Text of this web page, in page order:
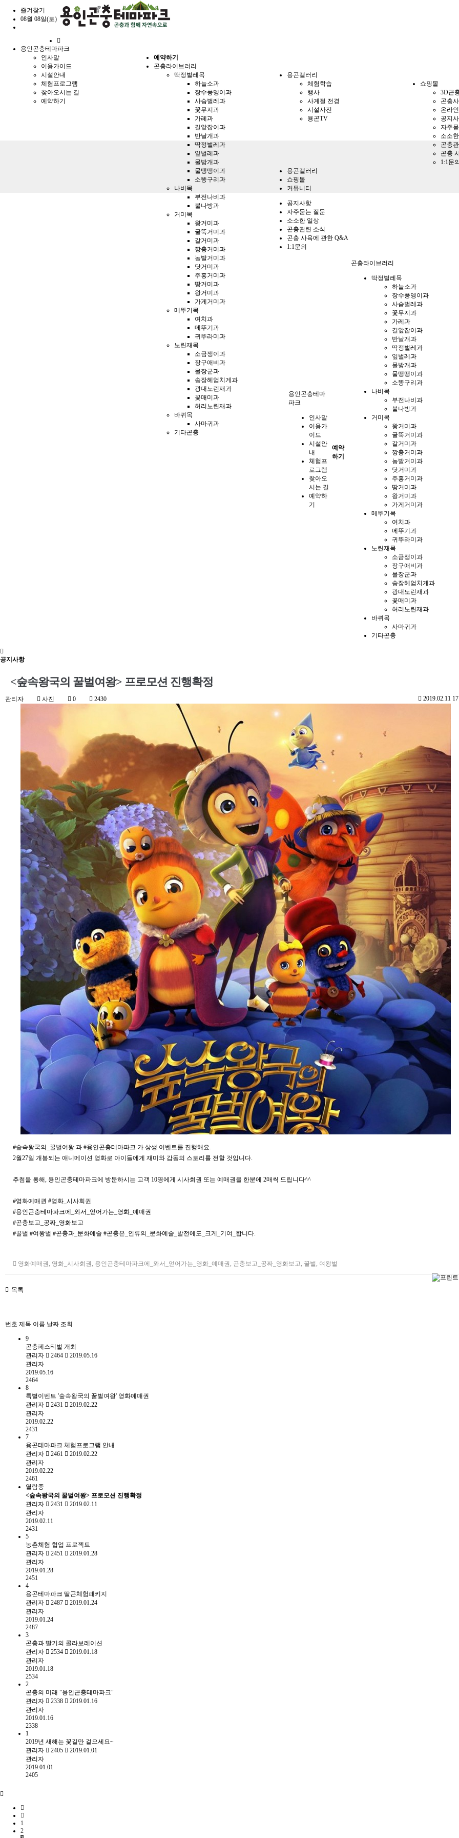
즐겨찾기
08월 08일(토)
으
용인곤충테마파크
인사말
이용가이드
시설안내
체험프로그램
찾아오시는 길
예약하기
예약하기
곤충라이브러리
딱정벌레목
하늘소과
장수풍뎅이과
사슴벌레과
꽃무지과
가레과
길앞잡이과
반날개과
딱정벌레과
잎벌레과
물방개과
물땡땡이과
소똥구리과
나비목
부전나비과
불나방과
거미목
왕거미과
굴뚝거미과
갈거미과
깡충거미과
농발거미과
닷거미과
주홍거미과
땅거미과
왕거미과
가게거미과
메뚜기목
여치과
메뚜기과
귀뚜라미과
노린재목
소금쟁이과
장구애비과
물장군과
송장헤엄치게과
광대노린재과
꽃매미과
허리노린재과
바퀴목
사마귀과
기타곤충
용곤갤러리
체험학습
행사
사계절 전경
시설사진
용곤TV
쇼핑몰
3D곤
곤충
온라
공지
자주
소소
곤충
곤충
1:1문
용곤갤러리
쇼핑몰
커뮤니티
공지사항
자주묻는 질문
소소한 일상
곤충관련 소식
곤충 사육에 관한 Q&A
1:1문의
용인곤충테마
파크
인사말
이용가
이드
시설안
내
체험프
로그램
찾아오
시는 길
예약하
기
예약
하기
곤충라이브러리
딱정벌레목
하늘소과
장수풍뎅이과
사슴벌레과
꽃무지과
가레과
길앞잡이과
반날개과
딱정벌레과
잎벌레과
물방개과
물땡땡이과
소똥구리과
나비목
부전나비과
불나방과
거미목
왕거미과
굴뚝거미과
갈거미과
깡충거미과
농발거미과
닷거미과
주홍거미과
땅거미과
왕거미과
가게거미과
메뚜기목
여치과
메뚜기과
귀뚜라미과
노린재목
소금쟁이과
장구애비과
물장군과
송장헤엄치게과
광대노린재과
꽃매미과
허리노린재과
바퀴목
사마귀과
기타곤충
공지사항
<숲속왕국의 꿀벌여왕> 프로모션 진행확정
관리자 사진 0 2430 2019.02.11
#숲속왕국의_꿀벌여왕 과 #용인곤충테마파크 가 상생 이벤트를 진행해요.
2월27일 개봉되는 애니메이션 영화로 아이들에게 재미와 감동의 스토리를 전할 것입니다.
추첨을 통해, 용인곤충테마파크에 방문하시는 고객 10명에게 시사회권 또는 예매권을 한분에 2매씩 드립니다^^
#영화예매권 #영화_시사회권
#용인곤충테마파크에_와서_얻어가는_영화_예매권
#곤충보고_공짜_영화보고
#꿀벌 #여왕벌 #곤충과_문화예술 #곤충은_인류의_문화예술_발전에도_크게_기여_합니다.
영화예매권 , 영화_시사회권 , 용인곤충테마파크에_와서_얻어가는_영화_예매권 , 곤충보고_공짜_영화보고, 꿀벌 , 여왕벌
목록
번호 제목 이름 날짜 조회
9
곤충페스티벌 개최
관리자
2464
2019.05.16
관리자
2019.05.16
2464
8
특별이벤트 '숲속왕국의 꿀벌여왕' 영화예매권
관리자
2431
2019.02.22
관리자
2019.02.22
2431
7
용곤테마파크 체험프로그램 안내
관리자
2461
2019.02.22
관리자
2019.02.22
2461
열람중
<숲속왕국의 꿀벌여왕> 프로모션 진행확정
관리자
2431
2019.02.11
관리자
2019.02.11
2431
5
농촌체험 협업 프로젝트
관리자
2451
2019.01.28
관리자
2019.01.28
2451
4
용곤테마파크 딸곤체험패키지
관리자
2487
2019.01.24
관리자
2019.01.24
2487
3
곤충과 딸기의 콜라보레이션
관리자
2534
2019.01.18
관리자
2019.01.18
2534
2
곤충의 미래 "용인곤충테마파크"
관리자
2338
2019.01.16
관리자
2019.01.16
2338
1
2019년 새해는 꽃길만 걸으세요~
관리자
2405
2019.01.01
관리자
2019.01.01
2405
1
2